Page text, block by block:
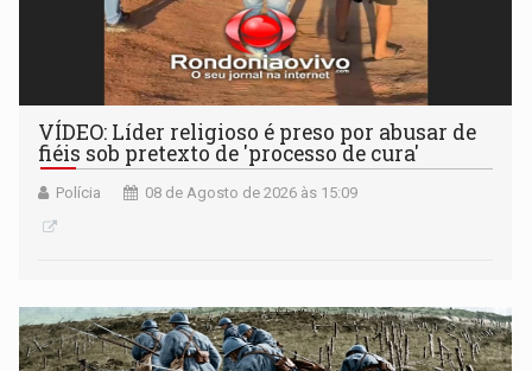
VÍDEO: Líder religioso é preso por abusar de
fiéis sob pretexto de 'processo de cura'
Polícia 08 de Agosto de 2026 às 15:09